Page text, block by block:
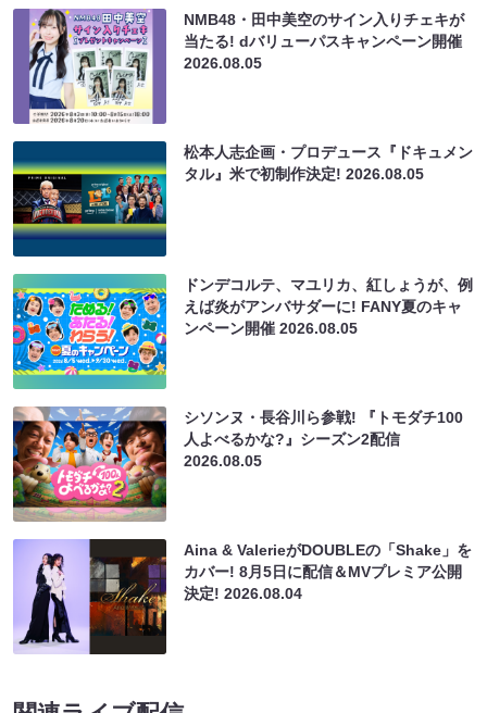
NMB48・田中美空のサイン入りチェキが
当たる! dバリューパスキャンペーン開催
2026.08.05
松本人志企画・プロデュース『ドキュメン
タル』米で初制作決定!2026.08.05
ドンデコルテ、マユリカ、紅しょうが、例
えば炎がアンバサダーに! FANY夏のキャ
ンペーン開催2026.08.05
シソンヌ・長谷川ら参戦! 『トモダチ100
人よべるかな?』シーズン2配信
2026.08.05
Aina & ValerieがDOUBLEの「Shake」を
カバー! 8月5日に配信＆MVプレミア公開
決定!2026.08.04